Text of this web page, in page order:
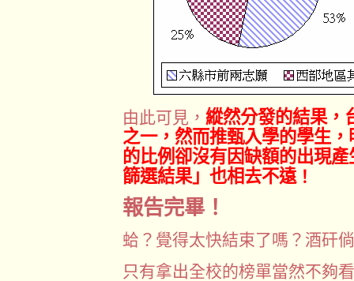
由此可見， 縱然分發的結果，
之一，然而推甄入學的學生
的比例卻沒有因缺額的出現
篩選結果」也相去不遠 ！
報告完畢！
蛤？覺得太快結束了嗎？酒矸
只有拿出全校的榜單當然不夠